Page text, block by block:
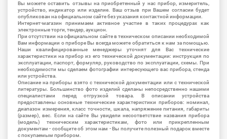
Вы можете оставить отзывы на приобретенный у нас прибор, измеритель,
устройство, индикатор или изделие. Ваш отзыв при Вашем согласии будет
опубликован на официальном сайте без указания контактной информации.
Интернет-магазин принимаем активное участие в таких процедурах как
электронные торги, тендер, аукцион.
При отсутствии на официальном сайте в техническом описании необходимой
Вам информации о приборе Вы всегда можете обратиться к нам за помощью.
Наши квалифицированные менеджеры уточнят для Вас технические
характеристики на прибор из его технической документации: инструкция по
эксплуатации, паспорт, формуляр, руководство по эксплуатации, схемы. При
необходимости мы сделаем фотографии интересующего вас прибора, стенда
или устройства.
Описание на приборы взято с технической документации или с технической
литературы. Большинство фото изделий сделаны непосредственно нашими
специалистами перед отгрузкой товара. В описании устройства
предоставлены основные технические характеристики приборов: номинал,
диапазон измерения, класс точности, шкала, напряжение питания, габариты
(размер), вес. Если на сайте Вы увидели несоответствие названия прибора
(модель) техническим характеристикам, фото или прикрепленным
документам - сообщите об этом нам - Вы получите полезный подарок вместе
с покупаемым прибором.